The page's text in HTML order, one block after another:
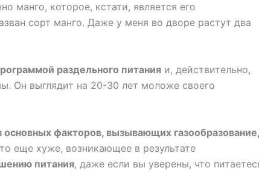
манго, которое, кстати, является его
сорт манго. Даже у меня во дворе растут два
раздельного питания и, действительно,
Он выглядит на 20-30 лет моложе своего
факторов, вызывающих газообразование,
еще хуже, возникающее в результате
питания, даже если вы уверены, что